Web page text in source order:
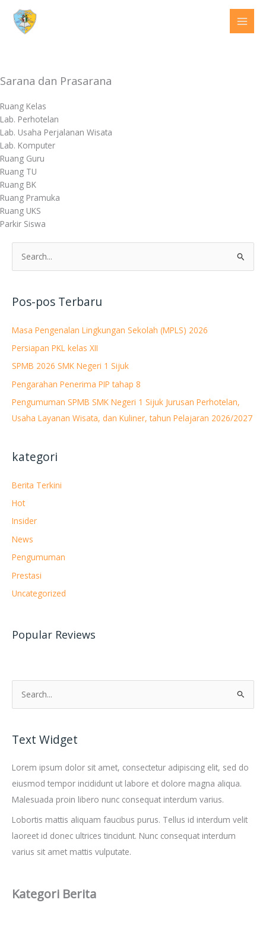
konten
Sarana dan Prasarana
Ruang Kelas
Lab. Perhotelan
Lab. Usaha Perjalanan Wisata
Lab. Komputer
Ruang Guru
Ruang TU
Ruang BK
Ruang Pramuka
Ruang UKS
Parkir Siswa
a
t
u
k
:
Pos-pos Terbaru
Masa Pengenalan Lingkungan Sekolah (MPLS) 2026
Persiapan PKL kelas XII
SPMB 2026 SMK Negeri 1 Sijuk
Pengarahan Penerima PIP tahap 8
Pengumuman SPMB SMK Negeri 1 Sijuk Jurusan Perhotelan,
Usaha Layanan Wisata, dan Kuliner, tahun Pelajaran 2026/2027
kategori
Berita Terkini
Hot
Insider
News
Pengumuman
Prestasi
Uncategorized
Popular Reviews
a
k
:
Text Widget
Lorem ipsum dolor sit amet, consectetur adipiscing elit, sed do
eiusmod tempor incididunt ut labore et dolore magna aliqua.
Malesuada proin libero nunc consequat interdum varius.
Lobortis mattis aliquam faucibus purus. Tellus id interdum velit
laoreet id donec ultrices tincidunt. Nunc consequat interdum
varius sit amet mattis vulputate.
Kategori Berita